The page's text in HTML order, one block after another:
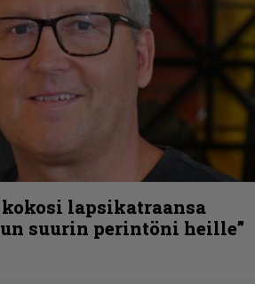
lapsikatraansa
suurin perintöni heille”